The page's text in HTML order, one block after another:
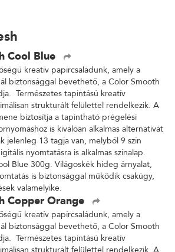
Cool Blue
kreatív papírcsaládunk, amely a
biztonsággal bevethető, a Color Smooth
Természetes tapintású kreatív
strukturált felülettel rendelkezik. A
biztosítja a tapintható prégelési
is kiválóan alkalmas alternatívát
jelenleg 13 tagja van, melyből 9 szín
nyomtatásra is alkalmas színalap.
Blue 300g. Világoskék hideg árnyalat,
is biztonsággal működik csakúgy,
valamelyike.
Copper Orange
kreatív papírcsaládunk, amely a
biztonsággal bevethető, a Color Smooth
Természetes tapintású kreatív